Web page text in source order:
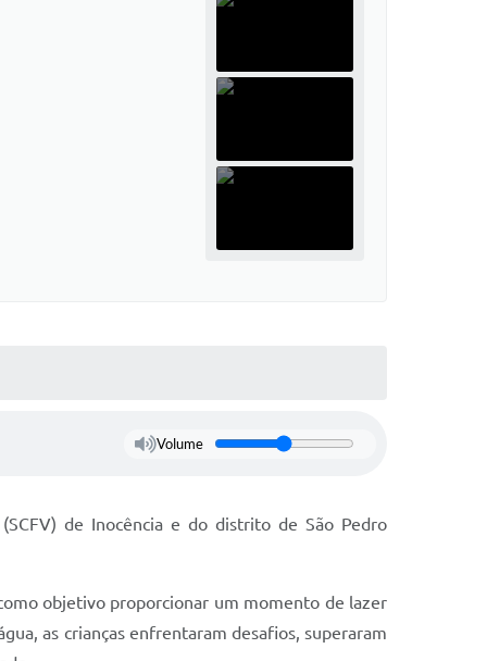
Volume
de Inocência e do distrito de São Pedro
objetivo proporcionar um momento de lazer
as crianças enfrentaram desafios, superaram